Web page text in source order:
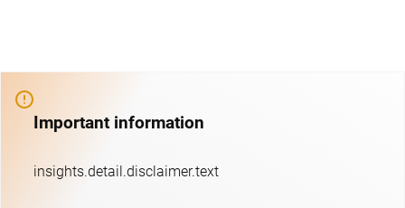
Important information
insights.detail.disclaimer.text